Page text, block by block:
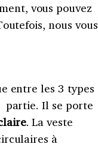
vous pouvez
nous vous
entre les 3 types
partie. Il se porte
. La veste
à